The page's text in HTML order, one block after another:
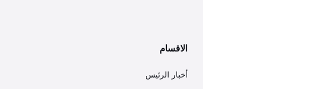
الاقسام
أخبار الرئيس